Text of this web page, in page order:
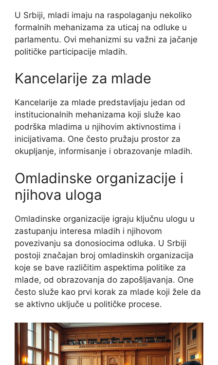
U Srbiji, mladi imaju na raspolaganju nekoliko
formalnih mehanizama za uticaj na odluke u
parlamentu. Ovi mehanizmi su važni za jačanje
političke participacije mladih.
Kancelarije za mlade
Kancelarije za mlade predstavljaju jedan od
institucionalnih mehanizama koji služe kao
podrška mladima u njihovim aktivnostima i
inicijativama. One često pružaju prostor za
okupljanje, informisanje i obrazovanje mladih.
Omladinske organizacije i
njihova uloga
Omladinske organizacije igraju ključnu ulogu u
zastupanju interesa mladih i njihovom
povezivanju sa donosiocima odluka. U Srbiji
postoji značajan broj omladinskih organizacija
koje se bave različitim aspektima politike za
mlade, od obrazovanja do zapošljavanja. One
često služe kao prvi korak za mlade koji žele da
se aktivno uključe u političke procese.